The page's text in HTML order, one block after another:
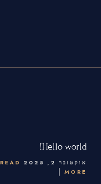
Hello world!
אוקטובר 2, 2025 IN
READ
MORE